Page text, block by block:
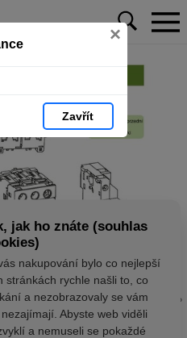
×
Zavřít
jak ho znáte (souhlas
nakupování bylo co nejlepší
stránkách rychle našli to, co
a nezobrazovaly se vám
Abyste web viděli
a nemuseli se pokaždé